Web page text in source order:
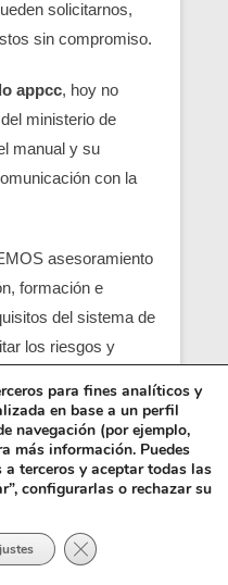
solicitarnos,
sin compromiso.
appcc, hoy no
ministerio de
manual y su
con la
asesoramiento
formación e
del sistema de
los riesgos y
los pcc (puntos
con una correcta
y el análisis de
el registro sanitario,
para fines analíticos y
en base a un perfil
navegación (por ejemplo,
más información. Puedes
terceros y aceptar todas las
configurarlas o rechazar su
Cerrar el banner de